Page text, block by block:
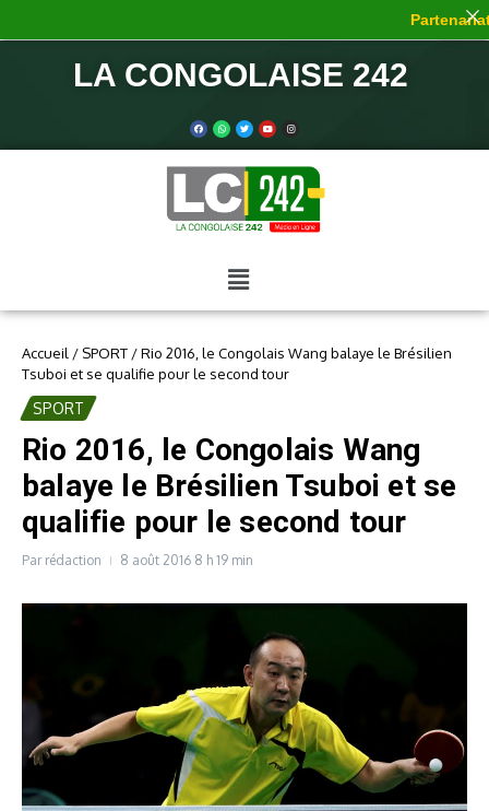
LA CONGOLAISE 242
Accueil / SPORT /Rio 2016, le Congolais Wang balaye le Brésilien
Tsuboi et se qualifie pour le second tour
SPORT
Rio 2016, le Congolais Wang
balaye le Brésilien Tsuboi et se
qualifie pour le second tour
Par rédaction 8 août 2016 8 h 19 min
Partenariat